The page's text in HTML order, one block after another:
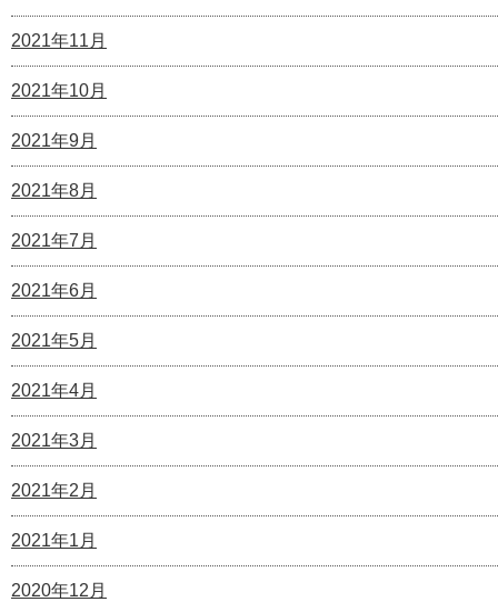
2021年11月
2021年10月
2021年9月
2021年8月
2021年7月
2021年6月
2021年5月
2021年4月
2021年3月
2021年2月
2021年1月
2020年12月